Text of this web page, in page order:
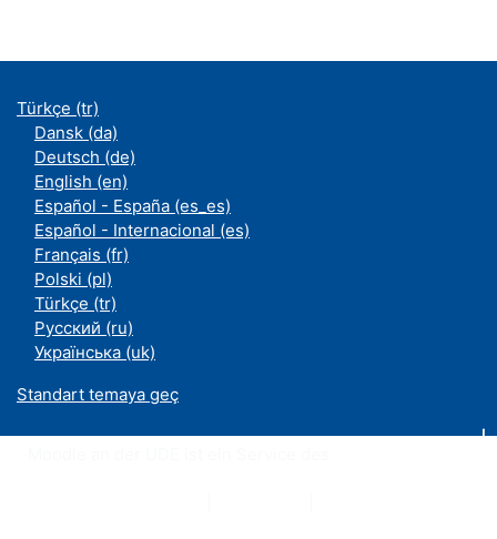
Türkçe ‎(tr)‎
Dansk ‎(da)‎
Deutsch ‎(de)‎
English ‎(en)‎
Español - España ‎(es_es)‎
Español - Internacional ‎(es)‎
Français ‎(fr)‎
Polski ‎(pl)‎
Türkçe ‎(tr)‎
Русский ‎(ru)‎
Українська ‎(uk)‎
Standart temaya geç